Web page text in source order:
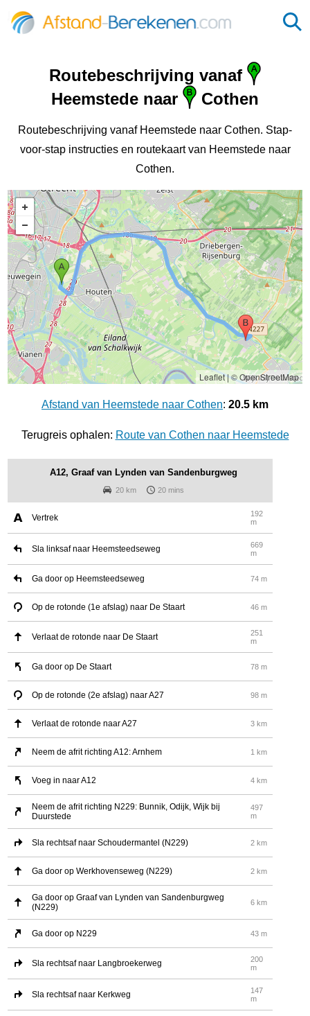
Routebeschrijving vanaf
Heemstede naar
Cothen
Routebeschrijving vanaf Heemstede naar Cothen. Stap-
voor-stap instructies en routekaart van Heemstede naar
Cothen.
Leaflet|© OpenStreetMap
Afstand van Heemstede naar Cothen: 20.5 km
Terugreis ophalen: Route van Cothen naar Heemstede
A12, Graaf van Lynden van Sandenburgweg
20 km 20 mins
Vertrek
192
m
Sla linksaf naar Heemsteedseweg
669
m
Ga door op Heemsteedseweg 74 m
Op de rotonde (1e afslag) naar De Staart 46 m
Verlaat de rotonde naar De Staart
251
m
Ga door op De Staart 78 m
Op de rotonde (2e afslag) naar A27 98 m
Verlaat de rotonde naar A27 3 km
Neem de afrit richting A12: Arnhem 1 km
Voeg in naar A12 4 km
Neem de afrit richting N229: Bunnik, Odijk, Wijk bij
Duurstede
497
m
Sla rechtsaf naar Schoudermantel (N229) 2 km
Ga door op Werkhovenseweg (N229) 2 km
Ga door op Graaf van Lynden van Sandenburgweg
(N229)
6 km
Ga door op N229 43 m
Sla rechtsaf naar Langbroekerweg
200
m
Sla rechtsaf naar Kerkweg
147
m